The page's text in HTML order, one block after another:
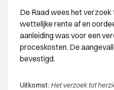
De Raad wees het
wettelijke rente af en
aanleiding was voor een
proceskosten. De
bevestigd.
Uitkomst: Het verzoek tot